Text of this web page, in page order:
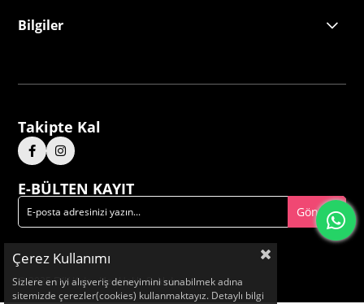
Bilgiler
Takipte Kal
E-BÜLTEN KAYIT
Gönder
© 2025 FYK Kids - Her Hakkı Saklıdır.
Çerez Kullanımı
Sizlere en iyi alışveriş deneyimini sunabilmek adına
sitemizde çerezler(cookies) kullanmaktayız. Detaylı bilgi